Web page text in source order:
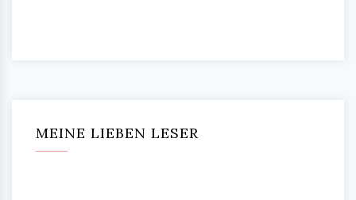
MEINE LIEBEN LESER